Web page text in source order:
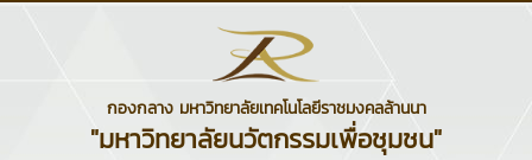
กองกลาง มหาวิทยาลัยเทคโนโลยีราชมงคลล้านนา
"มหาวิทยาลัยนวัตกรรมเพื่อชุมชน"